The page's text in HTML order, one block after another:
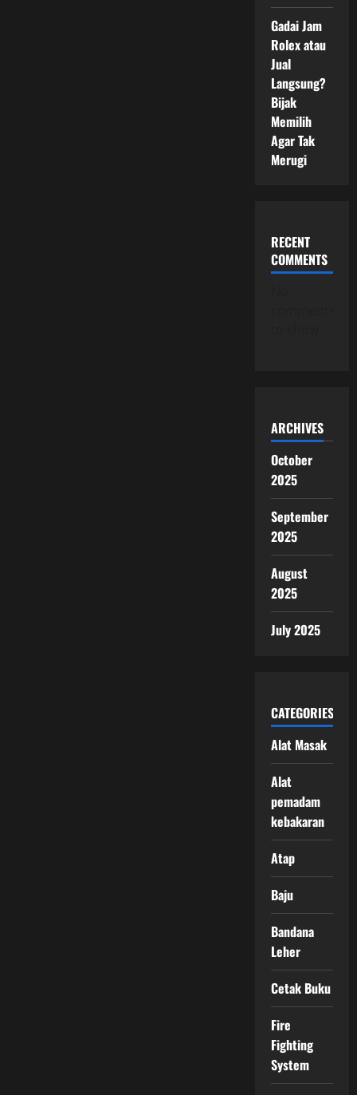
Gadai Jam
Rolex atau
Jual
Langsung?
Bijak
Memilih
Agar Tak
Merugi
RECENT
COMMENTS
ARCHIVES
October
2025
September
2025
August
2025
July 2025
CATEGORIES
Alat Masak
Alat
pemadam
kebakaran
Atap
Baju
Bandana
Leher
Cetak Buku
Fire
Fighting
System